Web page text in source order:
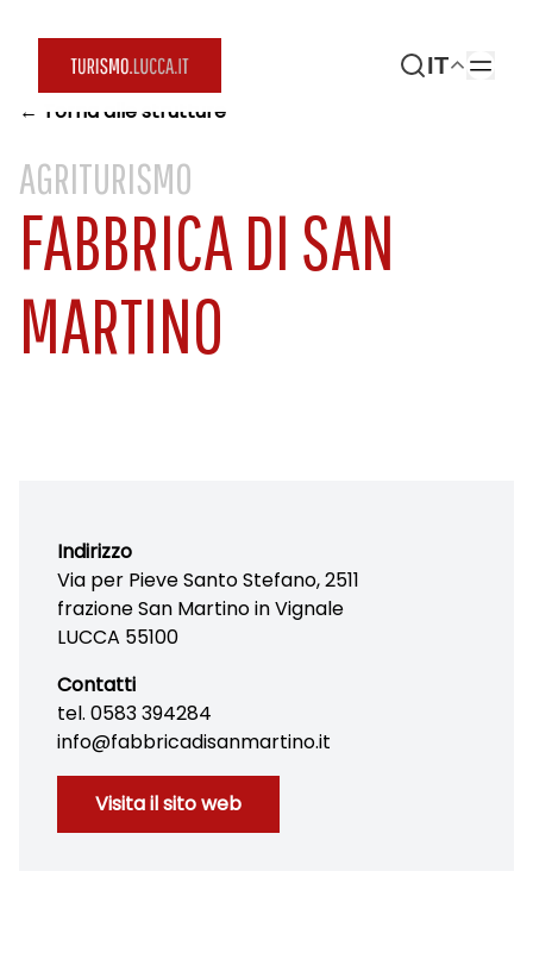
IT
← Torna alle strutture
AGRITURISMO
FABBRICA DI SAN
MARTINO
Indirizzo
Via per Pieve Santo Stefano, 2511
frazione San Martino in Vignale
LUCCA 55100
Contatti
tel. 0583 394284
info@fabbricadisanmartino.it
Visita il sito web